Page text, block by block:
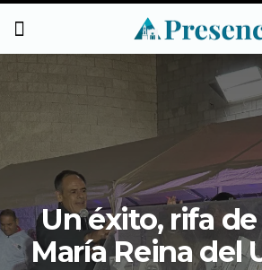
Un éxito, rifa
María Reina del